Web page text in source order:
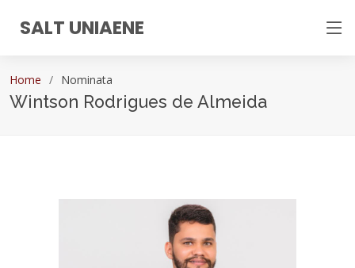
SALT UNIAENE
Home Nominata
Wintson Rodrigues de Almeida